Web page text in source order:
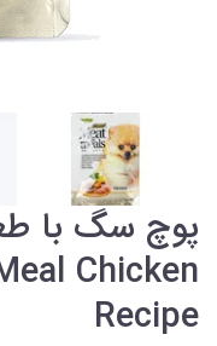
پوچ سگ با
Chicken
Recipe